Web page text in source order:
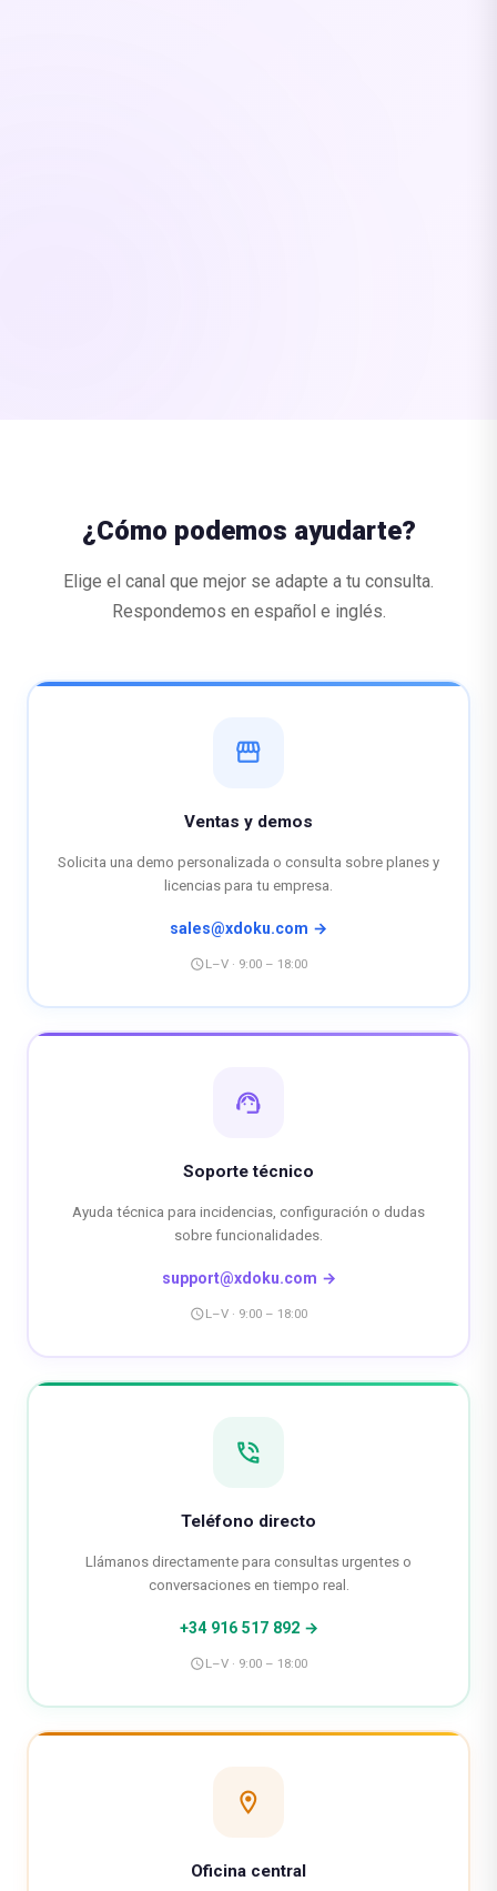
¿Cómo podemos ayudarte?
Elige el canal que mejor se adapte a tu consulta.
Respondemos en español e inglés.
storefront
Ventas y demos
Solicita una demo personalizada o consulta sobre planes y
licencias para tu empresa.
sales@xdoku.com →
scheduleL–V · 9:00 – 18:00
support_agent
Soporte técnico
Ayuda técnica para incidencias, configuración o dudas
sobre funcionalidades.
support@xdoku.com →
scheduleL–V · 9:00 – 18:00
phone_in_talk
Teléfono directo
Llámanos directamente para consultas urgentes o
conversaciones en tiempo real.
+34 916 517 892 →
scheduleL–V · 9:00 – 18:00
location_on
Oficina central